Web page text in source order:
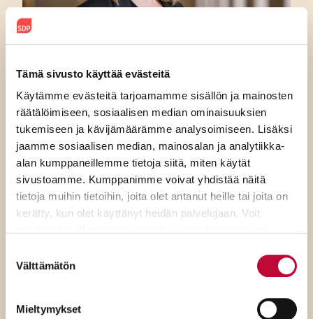
Tämä sivusto käyttää evästeitä
Käytämme evästeitä tarjoamamme sisällön ja mainosten
räätälöimiseen, sosiaalisen median ominaisuuksien
tukemiseen ja kävijämäärämme analysoimiseen. Lisäksi
jaamme sosiaalisen median, mainosalan ja analytiikka-
alan kumppaneillemme tietoja siitä, miten käytät
sivustoamme. Kumppanimme voivat yhdistää näitä
tietoja muihin tietoihin, joita olet antanut heille tai joita on
kerätty, kun olet käyttänyt heidän palvelujaan. Voit
valinta
Välttämätön
Mieltymykset
7.8.2026
SDP:n Piritta Rantanen:
Sikaruton torjunnassa
ratkaisevat oikea tieto,
avoimuus ja selkeät ohjeet